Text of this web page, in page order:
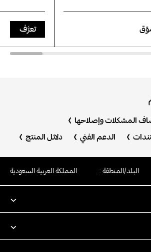
تعرَّف
المشكلات وإصلاحها
الدعم الفني دلائل المنتج
البلد/المنطقة : المملكة العربية السعودية